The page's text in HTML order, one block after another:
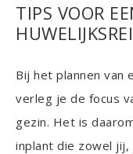
TIPS VOOR
Bij het plannen van
verleg je de focus
gezin. Het is
inplant die zowel